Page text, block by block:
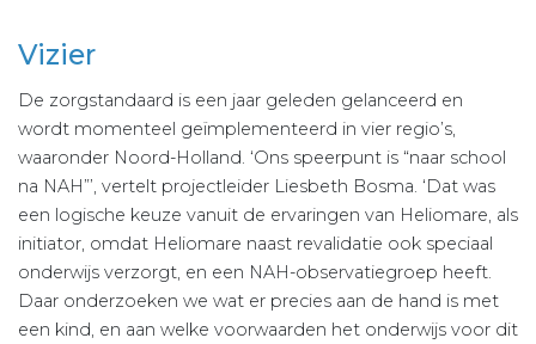
Vizier
De zorgstandaard is een jaar geleden gelanceerd en
wordt momenteel geïmplementeerd in vier regio’s,
waaronder Noord-Holland. ‘Ons speerpunt is “naar school
na NAH”’, vertelt projectleider Liesbeth Bosma. ‘Dat was
een logische keuze vanuit de ervaringen van Heliomare, als
initiator, omdat Heliomare naast revalidatie ook speciaal
onderwijs verzorgt, en een NAH-observatiegroep heeft.
Daar onderzoeken we wat er precies aan de hand is met
een kind, en aan welke voorwaarden het onderwijs voor dit